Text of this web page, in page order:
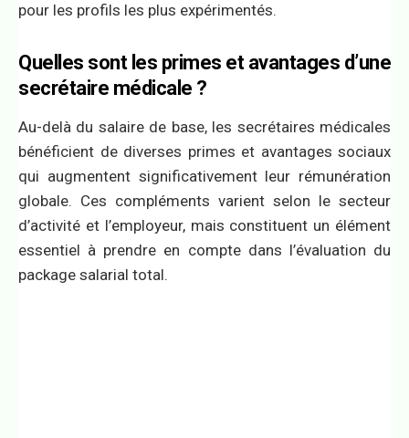
pour les profils les plus expérimentés.
Quelles sont les primes et avantages d’une
secrétaire médicale ?
Au-delà du salaire de base, les secrétaires médicales
bénéficient de diverses primes et avantages sociaux
qui augmentent significativement leur rémunération
globale. Ces compléments varient selon le secteur
d’activité et l’employeur, mais constituent un élément
essentiel à prendre en compte dans l’évaluation du
package salarial total.